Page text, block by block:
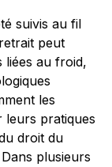
suivis au fil
peut
liées au froid,
les
leurs pratiques
droit du
plusieurs